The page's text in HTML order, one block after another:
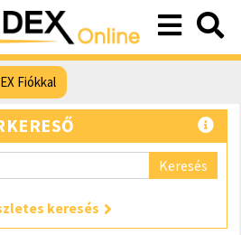
Fiókkal
Keresés
keresés